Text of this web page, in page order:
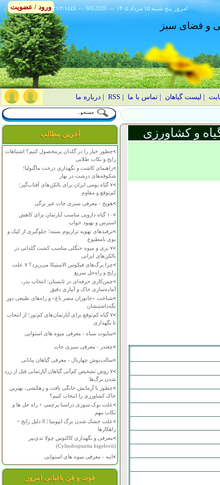
٢١/٢/١٤٤٨ --- 8/6/2026 --- ۱۴۰۵ پنج شنبه ۱۵ مرداد امروز
و فضای سبز
لیست گیاهان |تماس با ما RSS
|درباره ما
آخرین مطالب
>چطور خیار را در گلدان پرمحصول کنیم؟ اشتباهات
رایج و نکات طلایی
>راهنمای کاشت و نگهداری درخت ماگنولیا؛
شکوفه‌های درشت در بهار
>
۷ گیاه بومی ایران برای بالکن‌های آفتاب‌گیر؛
کم‌توقع و مقاوم
>هویج - معرفی سبزی جات غیر برگی
>
۱۰ گیاه دارویی مناسب آپارتمان برای کاهش
استرس و بهبود خواب
>ترفندهای تهویه تراریوم بسته؛ جلوگیری از کپک و
بوی نامطبوع
>
۷ بری و میوه جنگلی مناسب کشت گلدانی در
بالکن‌های ایرانی
>
چرا برگ‌های فیکوس الاستیکا می‌ریزد؟ ۷ علت
رایج و راه‌حل سریع
>چمن‌کاری حرفه‌ای در تابستان: انتخاب بذر،
آماده‌سازی خاک و آبیاری دقیق
>شناخت «جانوران مضر باغ» و راه‌های طبیعی دور
نگه‌داشتنشان
>
۷ گیاه کم‌توقع برای آپارتمان‌های کم‌نور؛ از انتخاب
تا نگهداری
>ساپوت سیاه - معرفی میوه های استوایی
>چغندر - معرفی سبزی جات
>سالت‌بوش چهاربال - معرفی گیاهان بیابانی
>
۷ روش تشخیص کم‌آبی گیاهان آپارتمانی قبل از زرد
شدن برگ‌ها
>چطور با آزمایش خانگی بافت و زهکشی، بهترین
خاک کشاورزی را انتخاب کنیم؟
>علت نوک سوزی دراسنا پرچمی + راه حل ها و
نکات مهم
>
علت خشک شدن برگ ایپومیا | 8 دلیل رایج +
راهکارها
>معرفی و نگهداری کاکتوس چولا تدی‌بیر
(Cylindropuntia bigelovii)
>انبه - معرفی میوه های استوایی
فوت و فن باغبانی امروز
و کشاورزی
ورود / عضویت